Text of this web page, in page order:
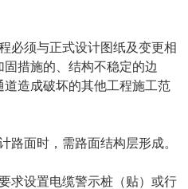
须与正式设计图纸及变更相
措施的、结构不稳定的边
造成破坏的其他工程施工范
面时，需路面结构层形成。
设置电缆警示桩（贴）或行